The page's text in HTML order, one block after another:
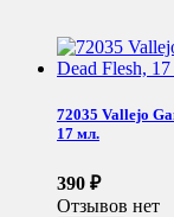
72035 Vallejo
17 мл.
390 ₽
Отзывов нет